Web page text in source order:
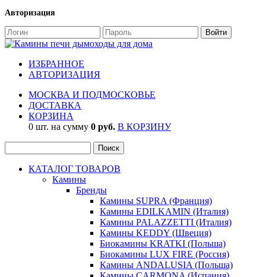
Авторизация
ИЗБРАННОЕ
АВТОРИЗАЦИЯ
МОСКВА И ПОДМОСКОВЬЕ
ДОСТАВКА
КОРЗИНА
0 шт. на сумму 0 руб. В КОРЗИНУ
КАТАЛОГ ТОВАРОВ
Камины
Бренды
Камины SUPRA (Франция)
Камины EDILKAMIN (Италия)
Камины PALAZZETTI (Италия)
Камины KEDDY (Швеция)
Биокамины KRATKI (Польша)
Биокамины LUX FIRE (Россия)
Камины ANDALUSIA (Польша)